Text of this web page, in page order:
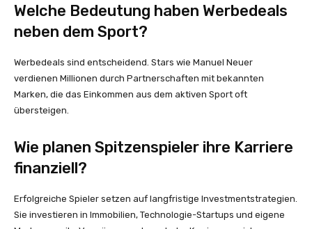
Welche Bedeutung haben Werbedeals
neben dem Sport?
Werbedeals sind entscheidend. Stars wie Manuel Neuer
verdienen Millionen durch Partnerschaften mit bekannten
Marken, die das Einkommen aus dem aktiven Sport oft
übersteigen.
Wie planen Spitzenspieler ihre Karriere
finanziell?
Erfolgreiche Spieler setzen auf langfristige Investmentstrategien.
Sie investieren in Immobilien, Technologie-Startups und eigene